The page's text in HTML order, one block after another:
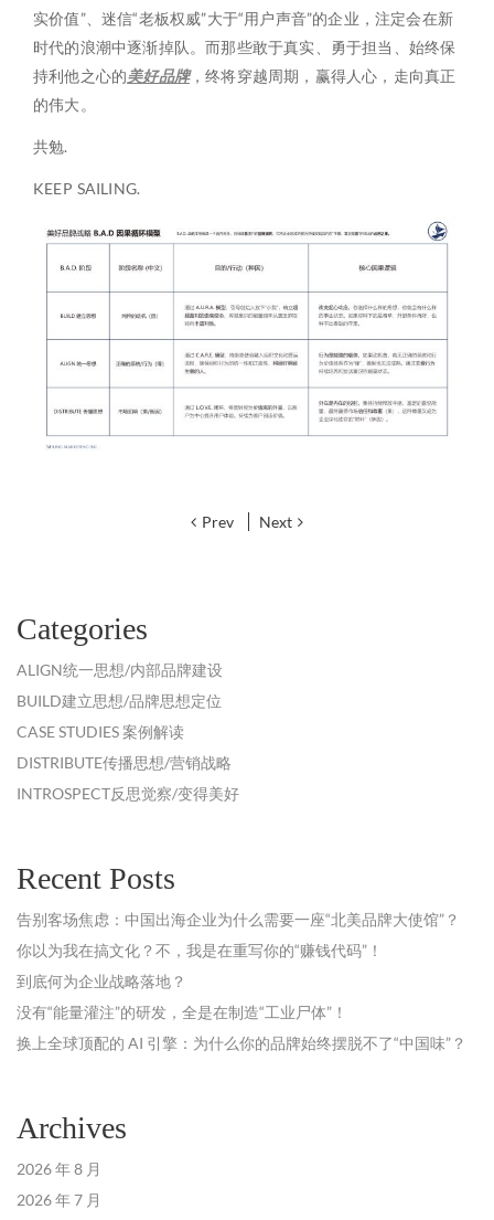
实价值”、迷信“老板权威”大于“用户声音”的企业，注定会在新
时代的浪潮中逐渐掉队。而那些敢于真实、勇于担当、始终保
持利他之心的美好品牌，终将穿越周期，赢得人心，走向真正
的伟大。
共勉.
KEEP SAILING.
Prev Next
Categories
ALIGN统一思想/内部品牌建设
BUILD建立思想/品牌思想定位
CASE STUDIES 案例解读
DISTRIBUTE传播思想/营销战略
INTROSPECT反思觉察/变得美好
Recent Posts
告别客场焦虑：中国出海企业为什么需要一座“北美品牌大使馆”？
你以为我在搞文化？不，我是在重写你的“赚钱代码”！
到底何为企业战略落地？
没有“能量灌注”的研发，全是在制造“工业尸体”！
换上全球顶配的 AI 引擎：为什么你的品牌始终摆脱不了“中国味”？
Archives
2026 年 8 月
2026 年 7 月